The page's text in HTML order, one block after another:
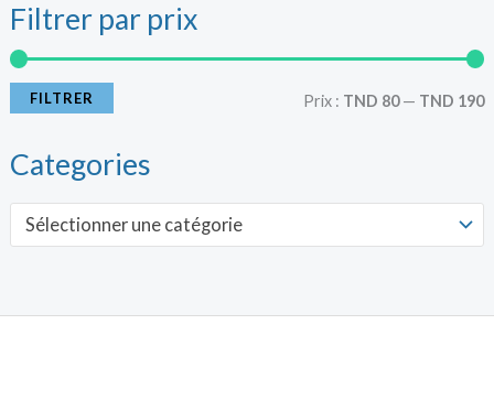
Filtrer par prix
r
i
r
i
FILTRER Prix : TND 80— TND 190
Categories
Sélectionner une catégorie